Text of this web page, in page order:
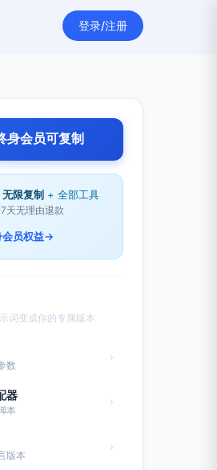
登录/注册
身会员可复制
无限复制 + 全部工具
天无理由退款
会员权益→
词变成你的专属版本
数
›
器
本
›
版本
›